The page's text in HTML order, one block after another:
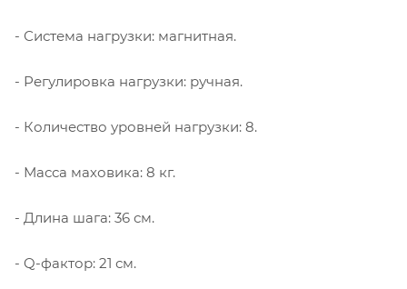
- Система нагрузки: магнитная.
- Регулировка нагрузки: ручная.
- Количество уровней нагрузки: 8.
- Масса маховика: 8 кг.
- Длина шага: 36 см.
- Q-фактор: 21 см.